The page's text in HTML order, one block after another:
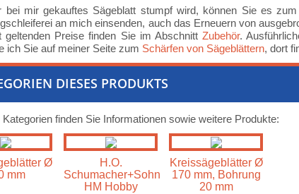
bei mir gekauftes Sägeblatt stumpf wird, können Sie es
an mich einsenden, auch das Erneuern von
geltenden Preise finden Sie im Abschnitt Zubehör.
ich Sie auf meiner Seite zum Schärfen von Sägeblättern, dort
DIESES PRODUKTS
Kategorien finden Sie Informationen sowie weitere Produkte:
Ø
mm
H.O.
Schumacher+Sohn
HM Hobby
Kreissägeblätter Ø
170 mm, Bohrung
20 mm